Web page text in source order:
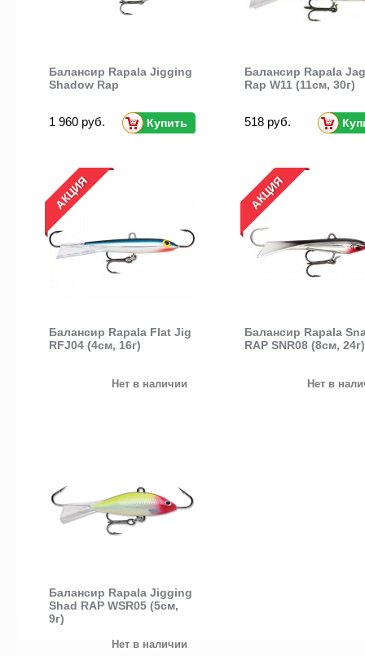
Балансир Rapala Jigging
Shadow Rap
1 960 руб. Купить
Балансир Rapala
Rap W11 (11см, 30г)
518 руб.
АКЦИЯ
Балансир Rapala Flat Jig
RFJ04 (4см, 16г)
Нет в наличии
АКЦИЯ
Балансир Rapala
RAP SNR08 (8см, 24г)
Нет в
Балансир Rapala Jigging
Shad RAP WSR05 (5см,
9г)
Нет в наличии